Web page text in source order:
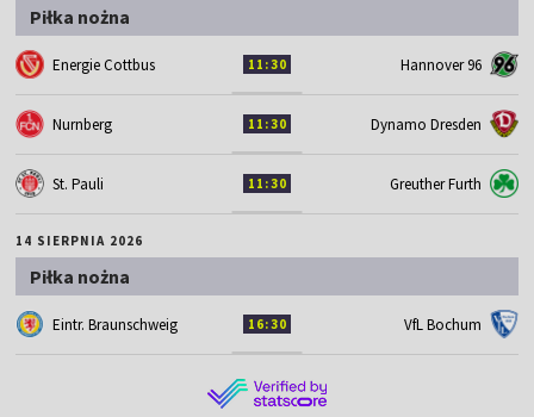
Piłka nożna
Energie Cottbus 11:30 Hannover 96
Nurnberg 11:30 Dynamo Dresden
St. Pauli 11:30 Greuther Furth
14 SIERPNIA 2026
Piłka nożna
Eintr. Braunschweig 16:30 VfL Bochum